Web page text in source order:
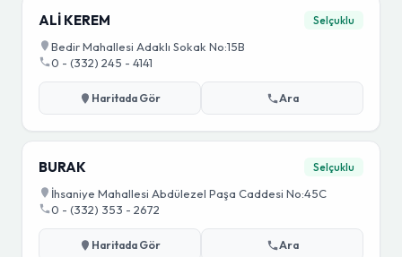
ALİ KEREM Selçuklu
Bedir Mahallesi Adaklı Sokak No:15B
0 - (332) 245 - 4141
Haritada Gör Ara
BURAK Selçuklu
İhsaniye Mahallesi Abdülezel Paşa Caddesi No:45C
0 - (332) 353 - 2672
Haritada Gör Ara